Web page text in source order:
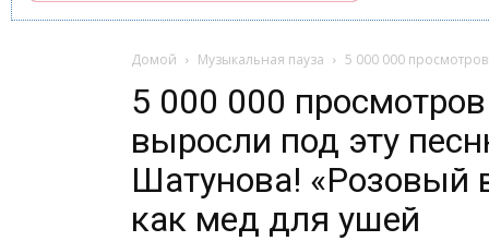
Домой Музыкальная пауза 5 000 000
5 000 000
выросли под эту
Шатунова! «Розовый
как мед для ушей